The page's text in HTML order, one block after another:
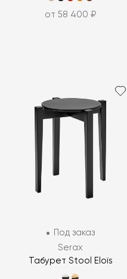
от 58 400 ₽
Под заказ
Serax
Табурет Stool Eloïs